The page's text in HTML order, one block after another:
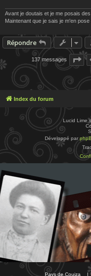
Avant je doutais et je me posais des
Maintenant que je sais je m'en pose
Répondre
137 messages
Index du forum
Lucid Lime
Développé par
Pays de Couiza |